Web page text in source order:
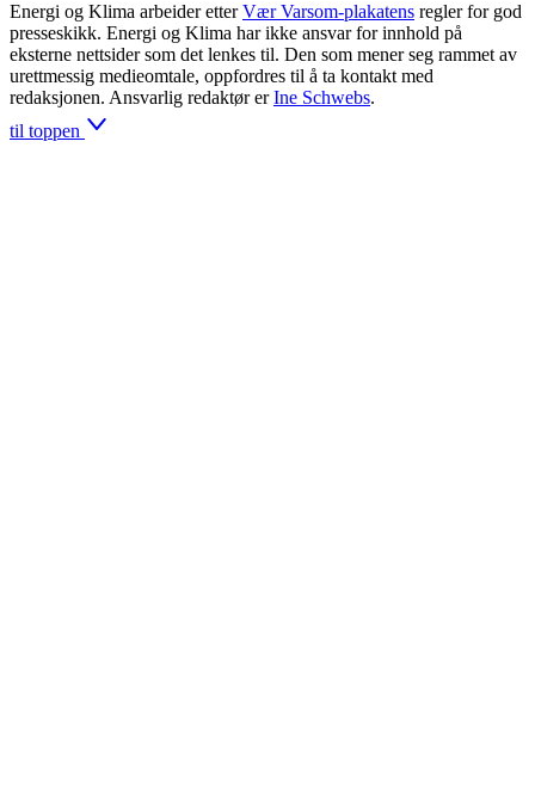
Energi og Klima arbeider etter Vær Varsom-plakatens regler for god
presseskikk. Energi og Klima har ikke ansvar for innhold på
eksterne nettsider som det lenkes til. Den som mener seg rammet av
urettmessig medieomtale, oppfordres til å ta kontakt med
redaksjonen. Ansvarlig redaktør er Ine Schwebs.
til toppen